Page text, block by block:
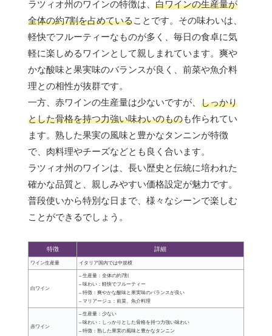
ラツィオ州のワインの特徴は、 白ワインの生産量が
全体の約7割を占めていることです。その味わいは、
軽快でフルーティーなものが多く、毎日の食卓に気
軽に楽しめるワインとして親しまれています。爽や
かな酸味と果実味のバランスが良く、前菜や魚介料
理との相性が抜群です。
一方、赤ワインの生産量は少ないですが、 しっかり
とした骨格を持つ力強い味わいのものも作られてい
ます。熟した果実の風味と豊かなタンニンが特徴
で、肉料理やチーズなどとも良く合います。
ラツィオ州のワインは、長い歴史と伝統に培われた
確かな品質と、親しみやすい価格設定が魅力です。
普段使いから特別な日まで、様々なシーンで楽しむ
ことができるでしょう。
特徴 詳細
ワイン生産量 イタリア国内では中規模
白ワイン
– 生産量：全体の約7割
– 味わい：軽快でフルーティー
– 特徴：爽やかな酸味と果実味のバランスが良い
– マリアージュ：前菜、魚介料理
赤ワイン
– 生産量：少ない
– 味わい：しっかりとした骨格を持つ力強い味わい
– 特徴：熟した果実の風味と豊かなタンニン